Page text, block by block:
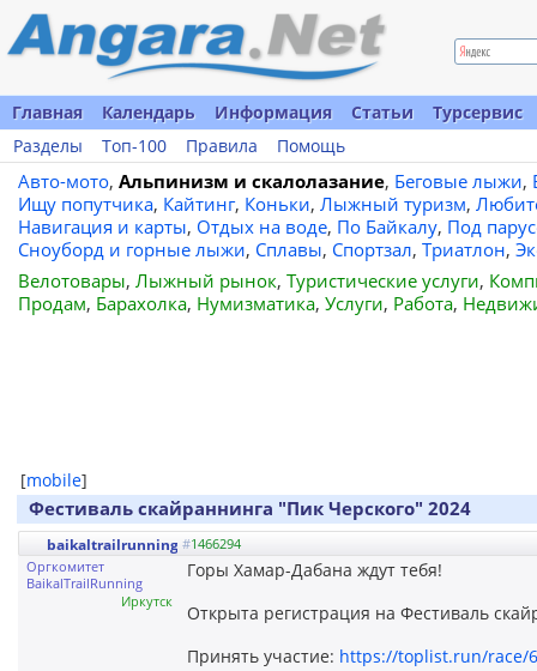
Главная Календарь Информация Статьи
Турсервис
Разделы
Топ-100 Правила Помощь
Авто-мото, Альпинизм и скалолазание, Беговые лыжи,
Ищу попутчика, Кайтинг, Коньки, Лыжный туризм,
Навигация и карты, Отдых на воде, По Байкалу, Под
Сноуборд и горные лыжи, Сплавы, Спортзал, Триатлон,
Велотовары, Лыжный рынок, Туристические услуги,
Продам, Барахолка, Нумизматика, Услуги, Работа,
[mobile]
Фестиваль скайраннинга "Пик Черского" 2024
baikaltrailrunning #1466294
Оргкомитет
BaikalTrailRunning
Иркутск
Горы Хамар-Дабана ждут тебя!
Открыта регистрация на Фестиваль
Принять участие: https://toplist.run/race/